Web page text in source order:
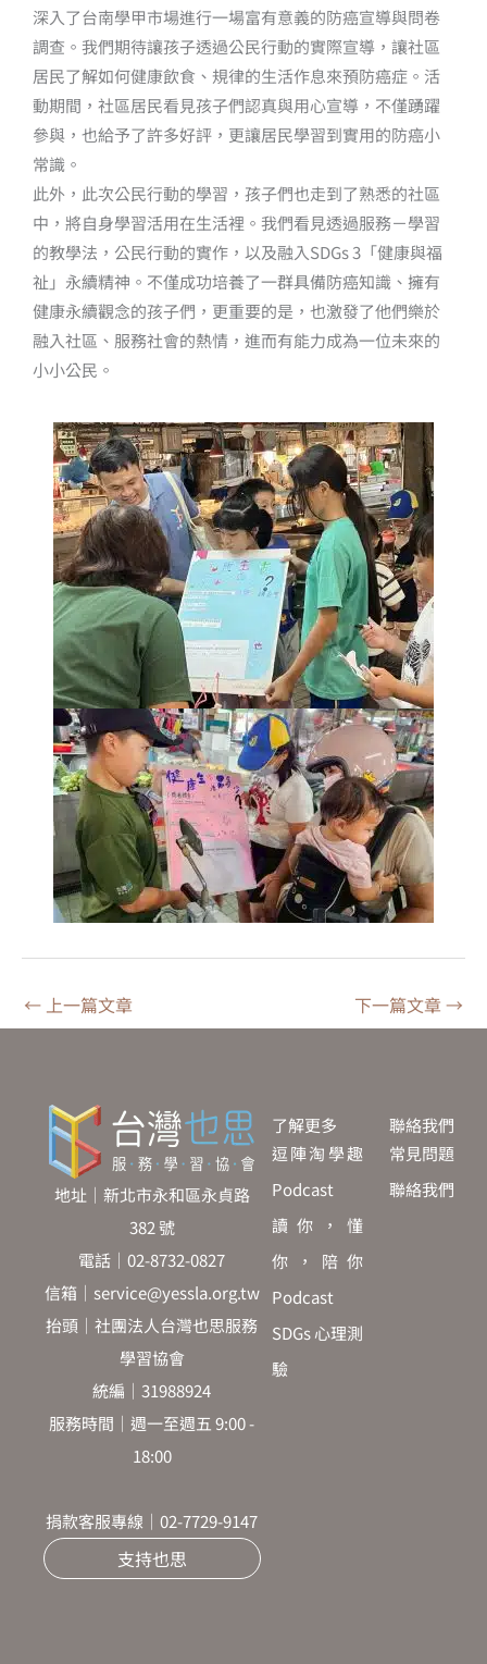
深入了台南學甲市場進行一場富有意義的防癌宣導與問卷
調查。我們期待讓孩子透過公民行動的實際宣導，讓社區
居民了解如何健康飲食、規律的生活作息來預防癌症。活
動期間，社區居民看見孩子們認真與用心宣導，不僅踴躍
參與，也給予了許多好評，更讓居民學習到實用的防癌小
常識。
此外，此次公民行動的學習，孩子們也走到了熟悉的社區
中，將自身學習活用在生活裡。我們看見透過服務－學習
的教學法，公民行動的實作，以及融入SDGs 3「健康與福
祉」永續精神。不僅成功培養了一群具備防癌知識、擁有
健康永續觀念的孩子們，更重要的是，也激發了他們樂於
融入社區、服務社會的熱情，進而有能力成為一位未來的
小小公民。
← 上一篇文章 下一篇文章 →
了解更多
逗陣淘學趣
Podcast
讀你，懂
你，陪你
Podcast
SDGs 心理測
驗
地址｜新北市永和區永貞路
382 號
電話｜02-8732-0827
信箱｜service@yessla.org.tw
抬頭｜社團法人台灣也思服務
學習協會
統編｜31988924
服務時間｜週一至週五 9:00 -
18:00
捐款客服專線｜02-7729-9147
支持也思
聯絡我們
常見問題
聯絡我們